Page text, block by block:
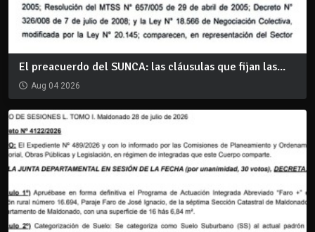
El preacuerdo del SUNCA: las cláusulas que fijan las...
Aug 04 2026